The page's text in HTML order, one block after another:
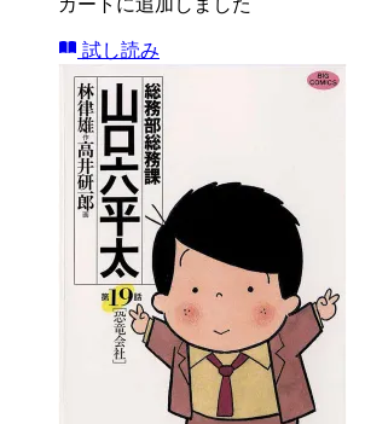
カートに追加しました
試し読み